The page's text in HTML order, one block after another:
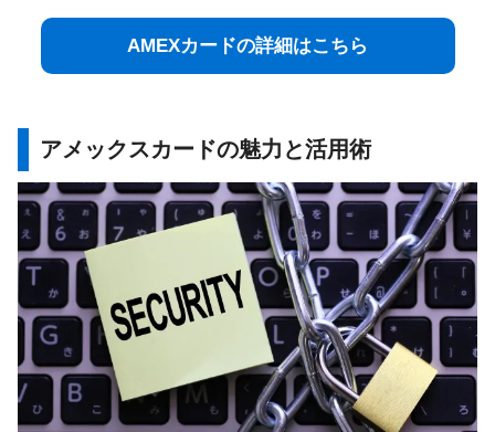
AMEXカードの詳細はこちら
アメックスカードの魅力と活用術